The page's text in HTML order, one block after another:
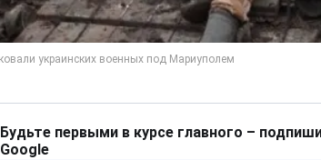
Будьте первыми в курсе главного –
Google